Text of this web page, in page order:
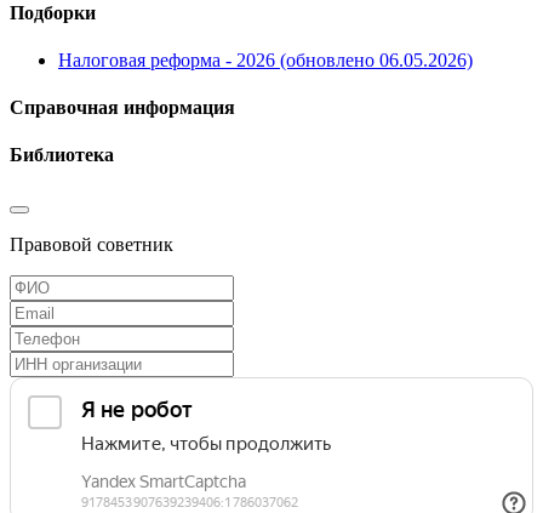
Подборки
Налоговая реформа - 2026 (обновлено 06.05.2026)
Справочная информация
Библиотека
Правовой советник